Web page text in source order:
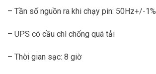
– Tần số nguồn ra khi chạy pin: 50Hz+/-1%
– UPS có cầu chì chống quá tải
– Thời gian sạc: 8 giờ